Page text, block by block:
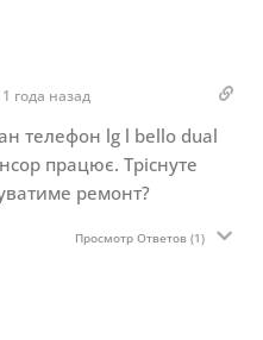
года назад
телефон lg l bello dual
працює. Тріснуте
ремонт?
Просмотр Ответов(1)